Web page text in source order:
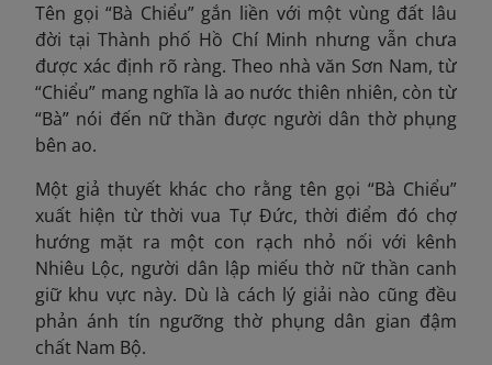
Tên gọi “Bà Chiểu” gắn liền với một vùng đất lâu
đời tại Thành phố Hồ Chí Minh nhưng vẫn chưa
được xác định rõ ràng. Theo nhà văn Sơn Nam, từ
“Chiểu” mang nghĩa là ao nước thiên nhiên, còn từ
“Bà” nói đến nữ thần được người dân thờ phụng
bên ao.
Một giả thuyết khác cho rằng tên gọi “Bà Chiểu”
xuất hiện từ thời vua Tự Đức, thời điểm đó chợ
hướng mặt ra một con rạch nhỏ nối với kênh
Nhiêu Lộc, người dân lập miếu thờ nữ thần canh
giữ khu vực này. Dù là cách lý giải nào cũng đều
phản ánh tín ngưỡng thờ phụng dân gian đậm
chất Nam Bộ.